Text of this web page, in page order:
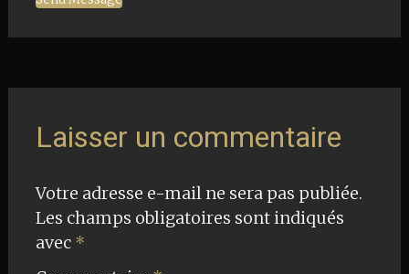
Navigation
l'article
Laisser un commentaire
Votre adresse e-mail ne sera pas publiée.
Les champs obligatoires sont indiqués
avec *